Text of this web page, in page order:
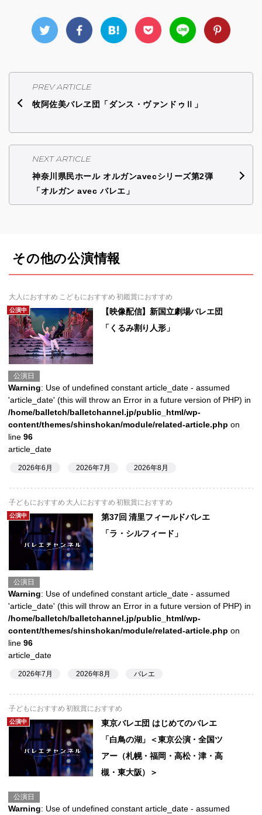
PREV ARTICLE
牧阿佐美バレヱ団「ダンス・ヴァンドゥⅡ」
NEXT ARTICLE
神奈川県民ホール オルガンavecシリーズ第2弾
「オルガン avec バレエ」
その他の公演情報
大人におすすめ こどもにおすすめ 初鑑賞におすすめ
公演中
【映像配信】新国立劇場バレエ団
「くるみ割り人形」
公演日
Warning: Use of undefined constant article_date - assumed
'article_date' (this will throw an Error in a future version of PHP) in
/home/balletch/balletchannel.jp/public_html/wp-
content/themes/shinshokan/module/related-article.php on
line 96
article_date
2026年6月 2026年7月 2026年8月
子どもにおすすめ 大人におすすめ 初観賞におすすめ
公演中
第37回 清里フィールドバレエ
「ラ・シルフィード」
公演日
Warning: Use of undefined constant article_date - assumed
'article_date' (this will throw an Error in a future version of PHP) in
/home/balletch/balletchannel.jp/public_html/wp-
content/themes/shinshokan/module/related-article.php on
line 96
article_date
2026年7月 2026年8月 バレエ
子どもにおすすめ 初観賞におすすめ
公演中
東京バレエ団 はじめてのバレエ
「白鳥の湖」＜東京公演・全国ツ
アー（札幌・福岡・高松・津・高
槻・東大阪）＞
公演日
Warning: Use of undefined constant article_date - assumed